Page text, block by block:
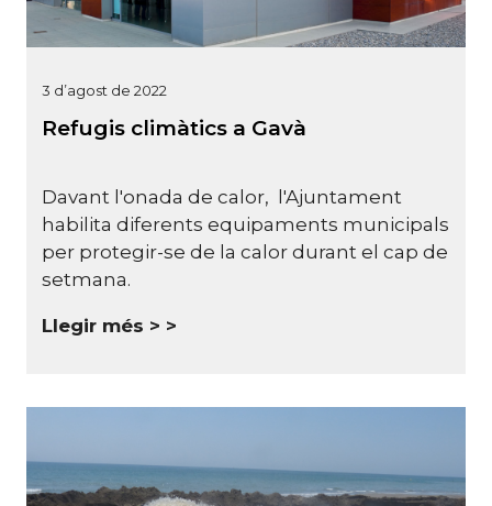
3 d’agost de 2022
Refugis climàtics a Gavà
Davant l'onada de calor, l'Ajuntament
habilita diferents equipaments municipals
per protegir-se de la calor durant el cap de
setmana.
Llegir més >